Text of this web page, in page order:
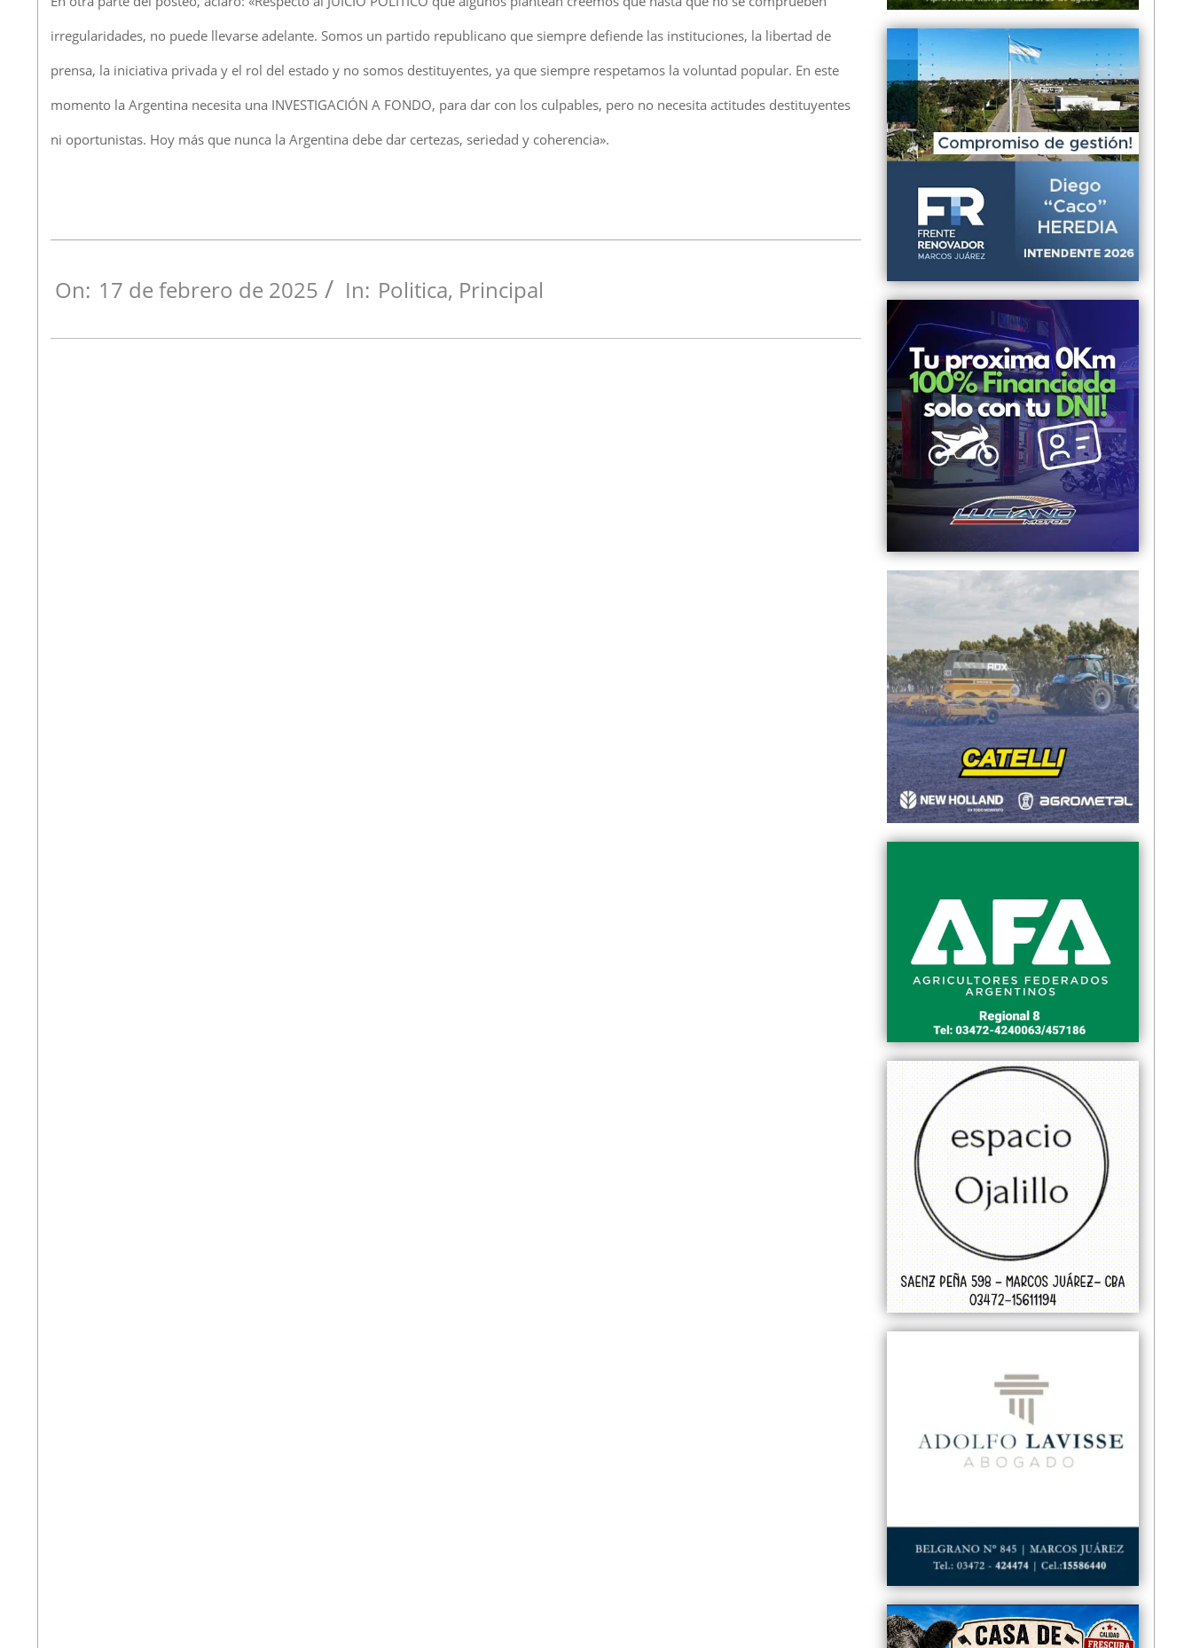
irregularidades, no puede llevarse adelante. Somos un partido republicano que siempre defiende las instituciones, la libertad de
prensa, la iniciativa privada y el rol del estado y no somos destituyentes, ya que siempre respetamos la voluntad popular. En este
momento la Argentina necesita una INVESTIGACIÓN A FONDO, para dar con los culpables, pero no necesita actitudes destituyentes
ni oportunistas. Hoy más que nunca la Argentina debe dar certezas, seriedad y coherencia».
On: 17 de febrero de 2025 In: Politica, Principal